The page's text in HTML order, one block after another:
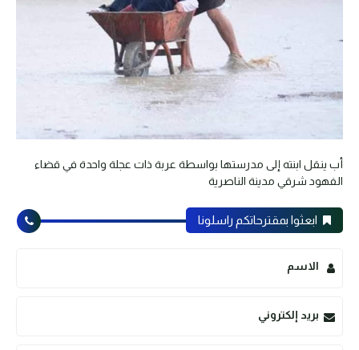
أب ينقل ابنته إلى مدرستها بواسطة عربة ذات عجلة واحدة في قضاء
الفهود شرقي مدينة الناصرية
ابعثوا بمقترحاتكم راسلونا
الاسم
بريد إلكتروني